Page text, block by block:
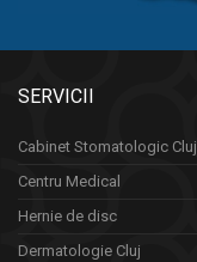
SERVICII
Cabinet Stomatologic Cluj
Centru Medical
Hernie de disc
Dermatologie Cluj